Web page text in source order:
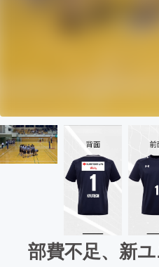
部費不足、新